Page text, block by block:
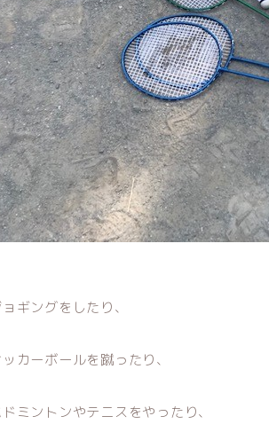
ギングをしたり、
カーボールを蹴ったり、
ミントンやテニスをやったり、